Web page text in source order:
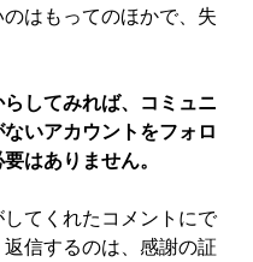
はもってのほかで、失
してみれば、コミュニ
いアカウントをフォロ
はありません。
てくれたコメントにで
信するのは、感謝の証